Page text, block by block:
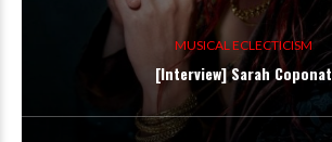
MUSICAL ECLECTICISM
[Interview] Sarah Coponat